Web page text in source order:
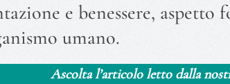
e benessere, aspetto
umano.
Ascolta l’articolo letto dalla